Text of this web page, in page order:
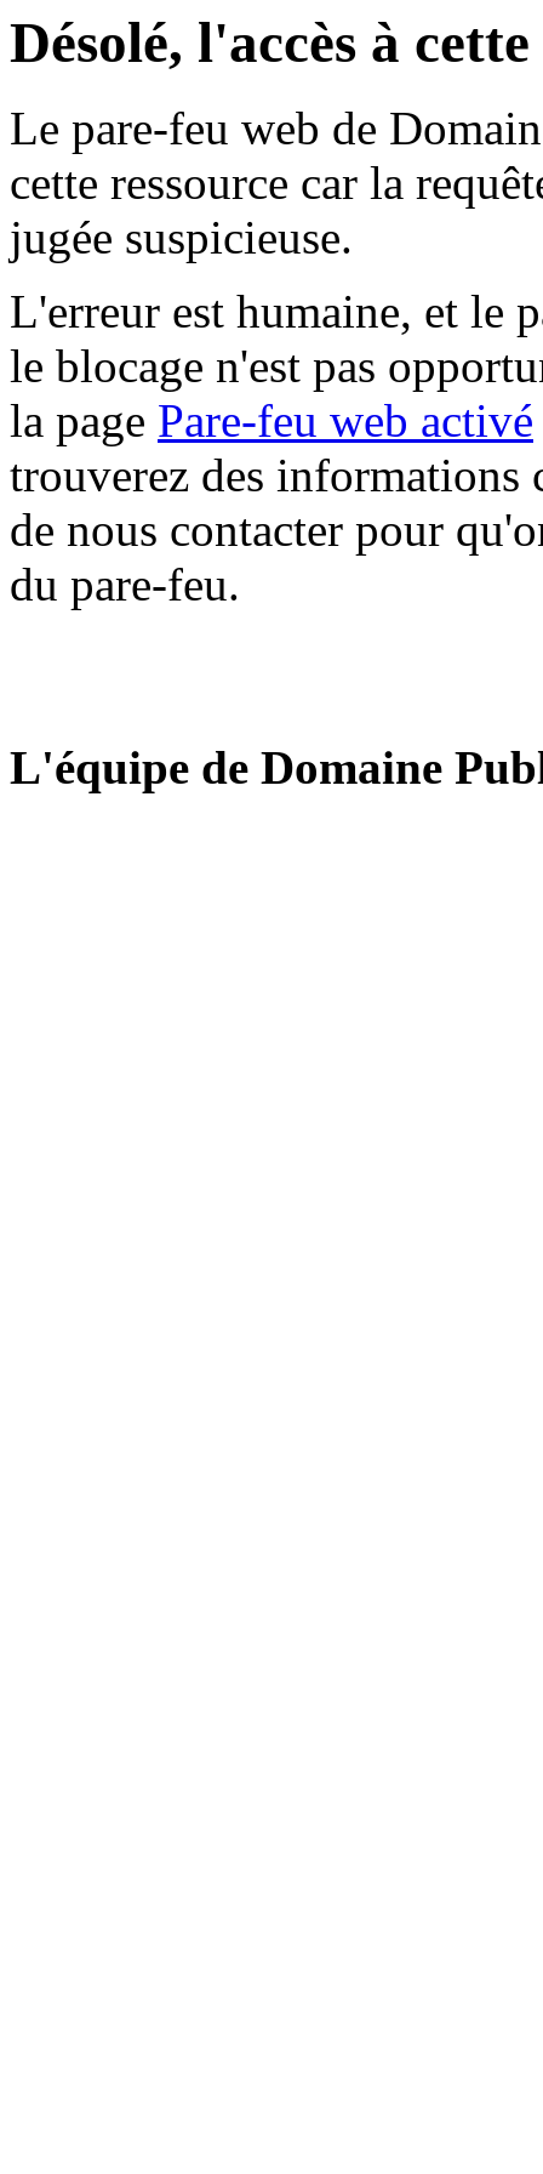
Désolé, l'accès à
Le pare-feu web de
cette ressource car la
jugée suspicieuse.
L'erreur est humaine, et le
le blocage n'est pas
la page Pare-feu web activé
trouverez des informations
de nous contacter pour
du pare-feu.
L'équipe de Domaine